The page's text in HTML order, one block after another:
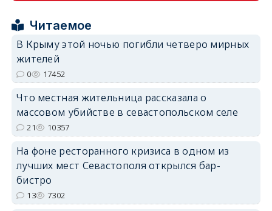
erid: 2SDnjcrDNw6
Читаемое
В Крыму этой ночью погибли четверо мирных
жителей
0 17452
Что местная жительница рассказала о
массовом убийстве в севастопольском селе
21 10357
На фоне ресторанного кризиса в одном из
лучших мест Севастополя открылся бар-
бистро
13 7302